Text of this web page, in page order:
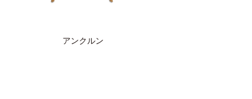
アンクルン